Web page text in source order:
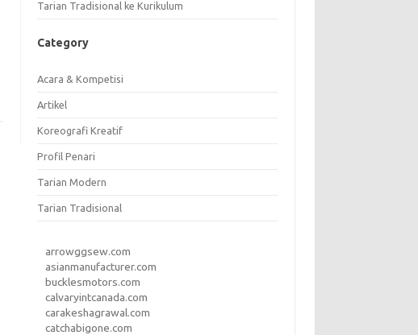
Tarian Tradisional ke Kurikulum
Category
Acara & Kompetisi
Artikel
Koreografi Kreatif
Profil Penari
Tarian Modern
Tarian Tradisional
arrowggsew.com
asianmanufacturer.com
bucklesmotors.com
calvaryintcanada.com
carakeshagrawal.com
catchabigone.com